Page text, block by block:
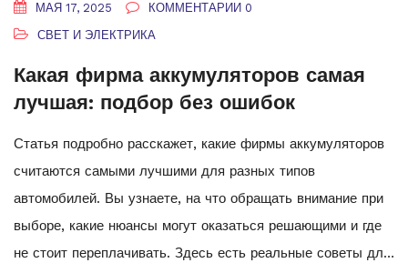
МАЯ 17, 2025
КОММЕНТАРИИ 0
СВЕТ И ЭЛЕКТРИКА
Какая фирма аккумуляторов самая
лучшая: подбор без ошибок
Статья подробно расскажет, какие фирмы аккумуляторов
считаются самыми лучшими для разных типов
автомобилей. Вы узнаете, на что обращать внимание при
выборе, какие нюансы могут оказаться решающими и где
не стоит переплачивать. Здесь есть реальные советы для